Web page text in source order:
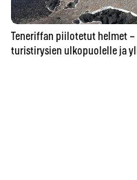
Teneriffan piilotetut helmet –
turistirysien ulkopuolelle ja